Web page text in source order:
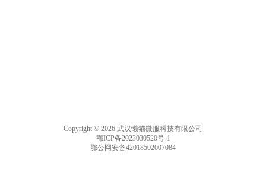
Copyright © 2026 武汉懒猫微服科技有限公司
鄂ICP备2023030520号-1
鄂公网安备42018502007084